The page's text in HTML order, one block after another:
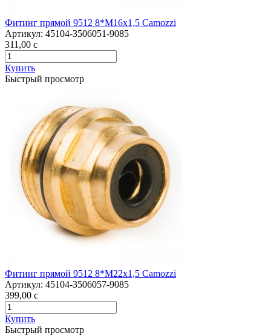
Фитинг прямой 9512 8*М16х1,5 Camozzi
Артикул: 45104-3506051-9085
311,00 c
Купить
Быстрый просмотр
Фитинг прямой 9512 8*М22х1,5 Camozzi
Артикул: 45104-3506057-9085
399,00 c
Купить
Быстрый просмотр